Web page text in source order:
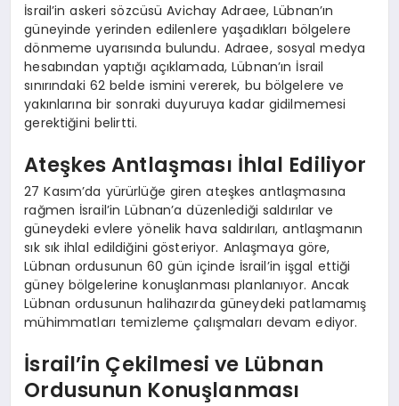
İsrail’in askeri sözcüsü Avichay Adraee, Lübnan’ın
güneyinde yerinden edilenlere yaşadıkları bölgelere
dönmeme uyarısında bulundu. Adraee, sosyal medya
hesabından yaptığı açıklamada, Lübnan’ın İsrail
sınırındaki 62 belde ismini vererek, bu bölgelere ve
yakınlarına bir sonraki duyuruya kadar gidilmemesi
gerektiğini belirtti.
Ateşkes Antlaşması İhlal Ediliyor
27 Kasım’da yürürlüğe giren ateşkes antlaşmasına
rağmen İsrail’in Lübnan’a düzenlediği saldırılar ve
güneydeki evlere yönelik hava saldırıları, antlaşmanın
sık sık ihlal edildiğini gösteriyor. Anlaşmaya göre,
Lübnan ordusunun 60 gün içinde İsrail’in işgal ettiği
güney bölgelerine konuşlanması planlanıyor. Ancak
Lübnan ordusunun halihazırda güneydeki patlamamış
mühimmatları temizleme çalışmaları devam ediyor.
İsrail’in Çekilmesi ve Lübnan
Ordusunun Konuşlanması